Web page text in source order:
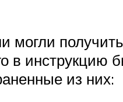
могли
в
из них: